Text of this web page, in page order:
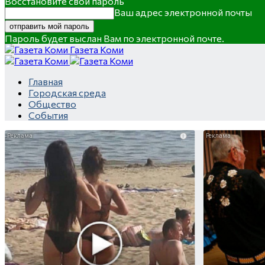
Ваш адрес электронной почты
Пароль будет выслан Вам по электронной почте.
Газета Коми
Главная
Городская среда
Общество
События
i